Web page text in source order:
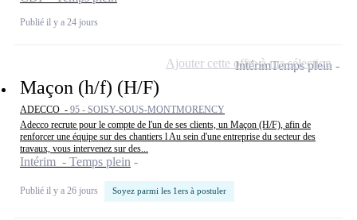
Publié il y a 24 jours
Maçon (h/f) (H/F)
ADECCO - 95 - SOISY-SOUS-MONTMORENCY
Adecco recrute pour le compte de l'un de ses clients, un Maçon (H/F), afin de
renforcer une équipe sur des chantiers l Au sein d'une entreprise du secteur des
travaux, vous intervenez sur des...
Intérim - Temps plein
Publié il y a 26 jours Soyez parmi les 1ers à postuler
IntérimTemps plein
Ajouter cette offre à ma sélection